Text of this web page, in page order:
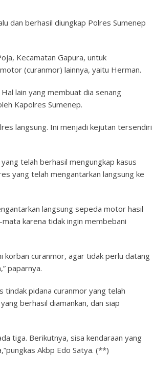
dan berhasil diungkap Polres Sumenep
Kecamatan Gapura, untuk
(curanmor) lainnya, yaitu Herman.
lain yang membuat dia senang
Kapolres Sumenep.
langsung. Ini menjadi kejutan tersendiri
telah berhasil mengungkap kasus
yang telah mengantarkan langsung ke
langsung sepeda motor hasil
karena tidak ingin membebani
korban curanmor, agar tidak perlu datang
paparnya.
tindak pidana curanmor yang telah
berhasil diamankan, dan siap
tiga. Berikutnya, sisa kendaraan yang
Akbp Edo Satya. (**)